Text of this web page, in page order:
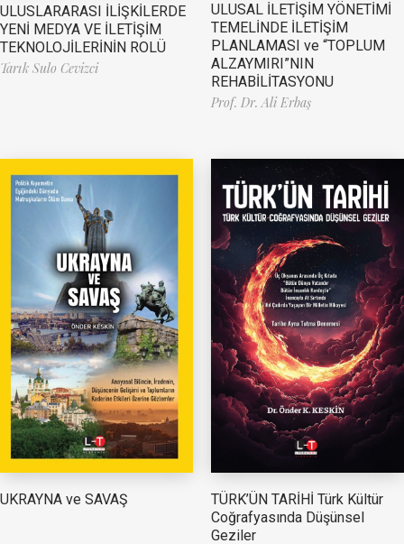
ULUSLARARASI İLİŞKİLERDE
YENİ MEDYA VE İLETİŞİM
TEKNOLOJİLERİNİN ROLÜ
Tarık Sulo Cevizci
ULUSAL İLETİŞİM YÖNETİMİ
TEMELİNDE İLETİŞİM
PLANLAMASI ve “TOPLUM
ALZAYMIRI”NIN
REHABİLİTASYONU
Prof. Dr. Ali Erbaş
UKRAYNA ve SAVAŞ
TÜRK’ÜN TARİHİ Türk Kültür
Coğrafyasında Düşünsel
Geziler